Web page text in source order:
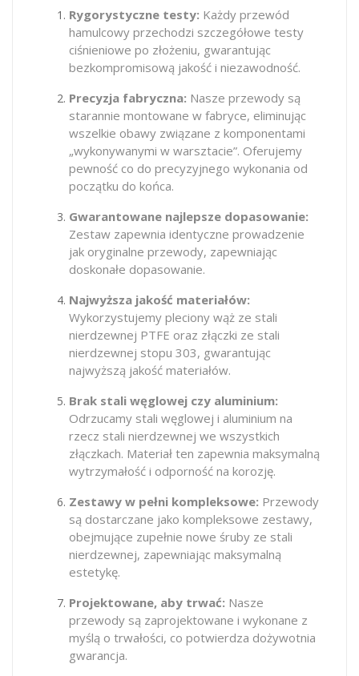
Rygorystyczne testy: Każdy przewód
hamulcowy przechodzi szczegółowe testy
ciśnieniowe po złożeniu, gwarantując
bezkompromisową jakość i niezawodność.
Precyzja fabryczna: Nasze przewody są
starannie montowane w fabryce, eliminując
wszelkie obawy związane z komponentami
„wykonywanymi w warsztacie”. Oferujemy
pewność co do precyzyjnego wykonania od
początku do końca.
Gwarantowane najlepsze dopasowanie:
Zestaw zapewnia identyczne prowadzenie
jak oryginalne przewody, zapewniając
doskonałe dopasowanie.
Najwyższa jakość materiałów:
Wykorzystujemy pleciony wąż ze stali
nierdzewnej PTFE oraz złączki ze stali
nierdzewnej stopu 303, gwarantując
najwyższą jakość materiałów.
Brak stali węglowej czy aluminium:
Odrzucamy stali węglowej i aluminium na
rzecz stali nierdzewnej we wszystkich
złączkach. Materiał ten zapewnia maksymalną
wytrzymałość i odporność na korozję.
Zestawy w pełni kompleksowe: Przewody
są dostarczane jako kompleksowe zestawy,
obejmujące zupełnie nowe śruby ze stali
nierdzewnej, zapewniając maksymalną
estetykę.
Projektowane, aby trwać: Nasze
przewody są zaprojektowane i wykonane z
myślą o trwałości, co potwierdza dożywotnia
gwarancja.